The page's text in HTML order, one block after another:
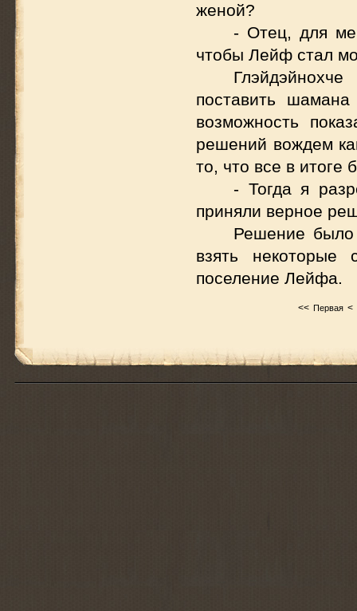
женой?
- Отец, для
чтобы Лейф стал
поставить
возможность
решений вождем
то, что все в итоге
- Тогда я
приняли верное
Решение
взять
поселение Лейфа.
<< Первая <